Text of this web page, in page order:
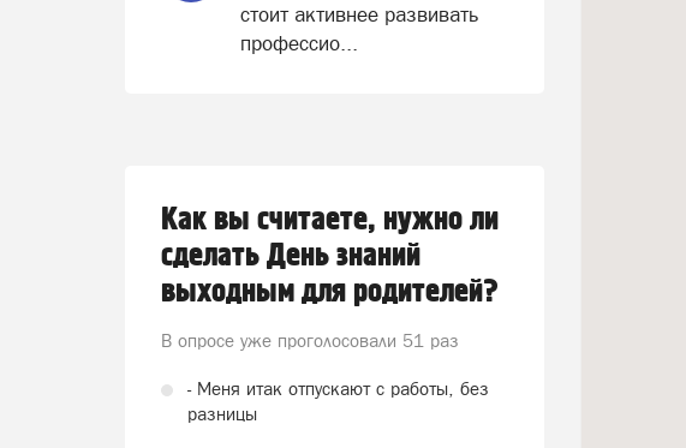
стоит активнее развивать
профессио...
Как вы считаете, нужно ли
сделать День знаний
выходным для родителей?
В опросе уже проголосовали 51 раз
- Меня итак отпускают с работы, без
разницы